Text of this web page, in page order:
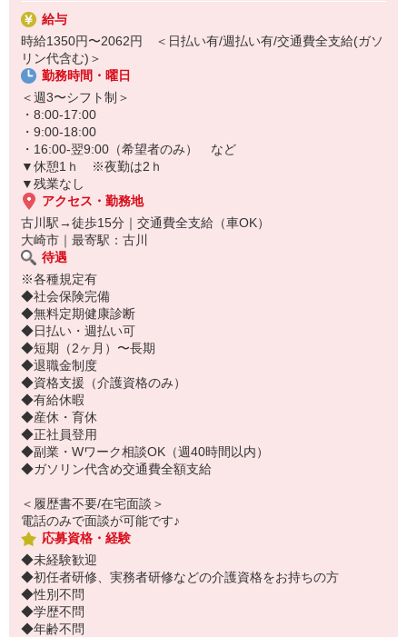
短期2か月〜のお試し勤務も！
「合っている」と感じたら、長期勤務への切り替えも可能！
日払い・週払い対応なので、
「早めに収入が欲しい」という方にも選ばれています◎
給与
時給1350円〜2062円 ＜日払い有/週払い有/交通費全支給(ガソ
リン代含む)＞
勤務時間・曜日
＜週3〜シフト制＞
・8:00-17:00
・9:00-18:00
・16:00-翌9:00（希望者のみ） など
▼休憩1ｈ ※夜勤は2ｈ
▼残業なし
アクセス・勤務地
古川駅→徒歩15分｜交通費全支給（車OK）
大崎市｜最寄駅：古川
待遇
※各種規定有
◆社会保険完備
◆無料定期健康診断
◆日払い・週払い可
◆短期（2ヶ月）〜長期
◆退職金制度
◆資格支援（介護資格のみ）
◆有給休暇
◆産休・育休
◆正社員登用
◆副業・Wワーク相談OK（週40時間以内）
◆ガソリン代含め交通費全額支給
＜履歴書不要/在宅面談＞
電話のみで面談が可能です♪
応募資格・経験
◆未経験歓迎
◆初任者研修、実務者研修などの介護資格をお持ちの方
◆性別不問
◆学歴不問
◆年齢不問